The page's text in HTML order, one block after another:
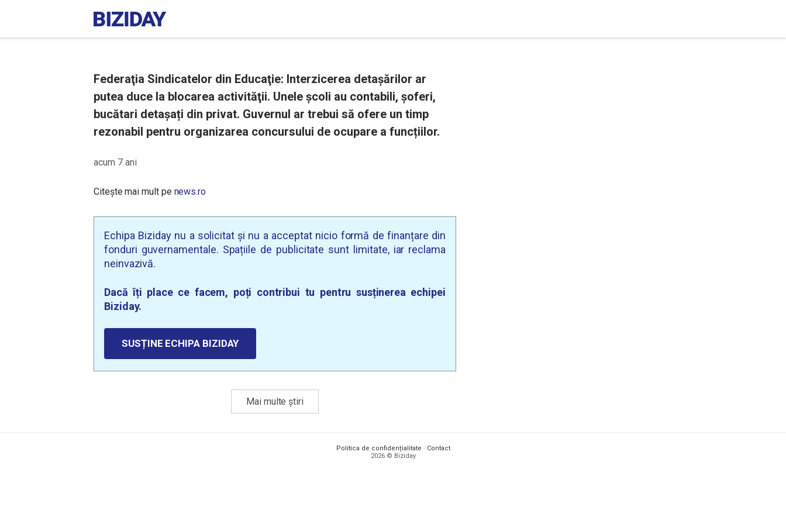
Federaţia Sindicatelor din Educaţie: Interzicerea detaşărilor ar
putea duce la blocarea activităţii. Unele şcoli au contabili, șoferi,
bucătari detaşați din privat. Guvernul ar trebui să ofere un timp
rezonabil pentru organizarea concursului de ocupare a funcțiilor.
acum 7 ani
Citește mai mult pe news.ro
Echipa Biziday nu a solicitat și nu a acceptat nicio formă de finanțare din
fonduri guvernamentale. Spațiile de publicitate sunt limitate, iar reclama
neinvazivă.
Dacă îți place ce facem, poți contribui tu pentru susținerea echipei
Biziday.
SUSȚINE ECHIPA BIZIDAY
Mai multe știri
Politica de confidențialitate · Contact
2026 © Biziday